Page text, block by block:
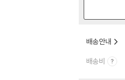
배송안내
배송비